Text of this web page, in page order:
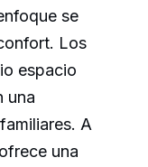
se
Los
espacio
una
A
una